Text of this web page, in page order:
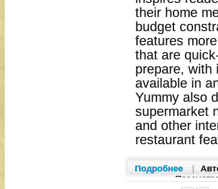
their home
budget
features
that are
prepare, with
available in
Yummy also
supermarket
and other
restaurant
Подробнее